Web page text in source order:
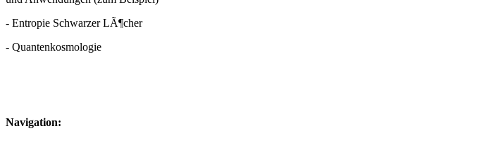
- Entropie Schwarzer LÃ¶cher
- Quantenkosmologie
Navigation: